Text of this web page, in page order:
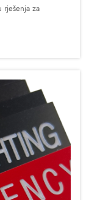
rješenja za
kamen temeljac